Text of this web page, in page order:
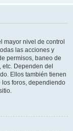
mayor nivel de control
las acciones y
permisos, baneo de
Dependen del
Ellos también tienen
foros, dependiendo